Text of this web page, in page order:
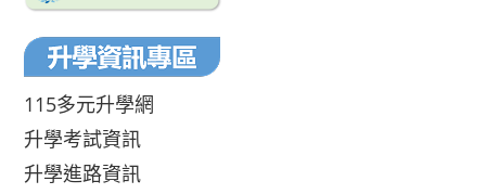
115多元升學網
升學考試資訊
升學進路資訊